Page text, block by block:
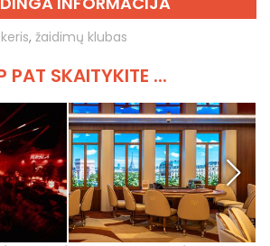
, žaidimų klubas
PAT SKAITYKITE ...